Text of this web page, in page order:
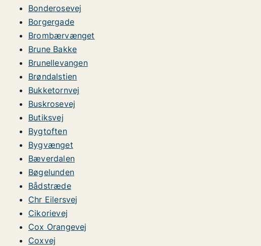
Bonderosevej
Borgergade
Brombærvænget
Brune Bakke
Brunellevangen
Brøndalstien
Bukketornvej
Buskrosevej
Butiksvej
Bygtoften
Bygvænget
Bæverdalen
Bøgelunden
Bådstræde
Chr Eilersvej
Cikorievej
Cox Orangevej
Coxvej